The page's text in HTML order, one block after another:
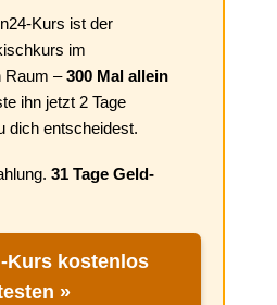
Kurs ist der
im
Raum –300 Mal allein
ihn jetzt 2 Tage
dich entscheidest.
31 Tage Geld-
Kurs kostenlos
»